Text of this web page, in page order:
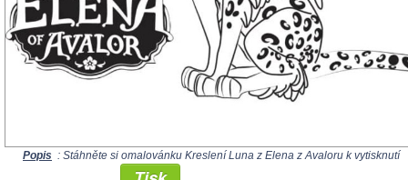
Popis : Stáhněte si omalovánku Kreslení Luna z Elena z Avaloru k vytisknutí